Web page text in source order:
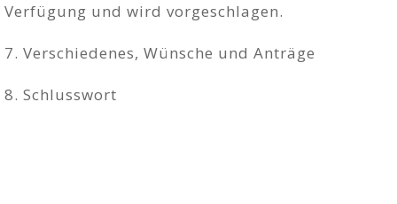
Verfügung und wird vorgeschlagen.
7. Verschiedenes, Wünsche und Anträge
8. Schlusswort